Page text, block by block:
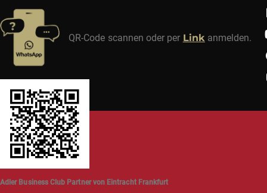
QR-Code scannen oder per Linkanmelden.
Adler Business Club Partner von Eintracht Frankfurt